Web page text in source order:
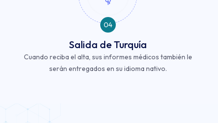
04
Salida de Turquía
Cuando reciba el alta, sus informes médicos también le
serán entregados en su idioma nativo.